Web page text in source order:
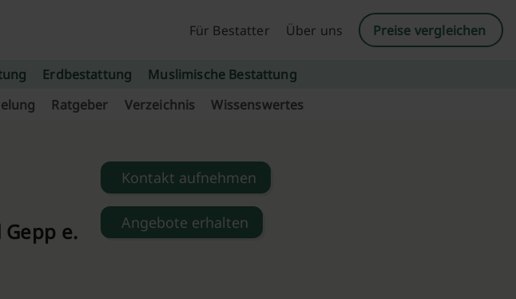
Für Bestatter
Über uns Preise vergleichen
Erdbestattung
Muslimische Bestattung
Ratgeber Verzeichnis Wissenswertes
e.
Kontakt aufnehmen
Angebote erhalten